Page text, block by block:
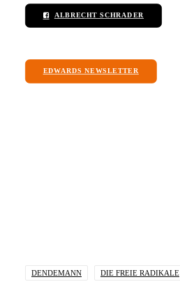
ALBRECHT SCHRADER
EDWARDS NEWSLETTER
DENDEMANN DIE FREIE RADIKALE